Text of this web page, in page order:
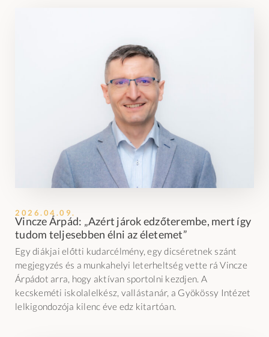
2026.04.09.
Vincze Árpád: „Azért járok edzőterembe, mert így
tudom teljesebben élni az életemet”
Egy diákjai előtti kudarcélmény, egy dicséretnek szánt
megjegyzés és a munkahelyi leterheltség vette rá Vincze
Árpádot arra, hogy aktívan sportolni kezdjen. A
kecskeméti iskolalelkész, vallástanár, a Gyökössy Intézet
lelkigondozója kilenc éve edz kitartóan.